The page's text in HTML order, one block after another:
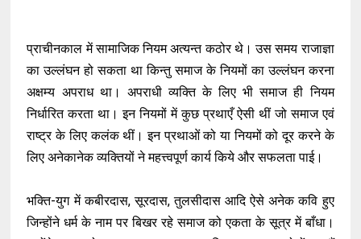
प्राचीनकाल में सामाजिक नियम अत्यन्त कठोर थे। उस समय राजाज्ञा
का उल्लंघन हो सकता था किन्तु समाज के नियमों का उल्लंघन करना
अक्षम्य अपराध था। अपराधी व्यक्ति के लिए भी समाज ही नियम
निर्धारित करता था। इन नियमों में कुछ प्रथाएँ ऐसी थीं जो समाज एवं
राष्ट्र के लिए कलंक थीं। इन प्रथाओं को या नियमों को दूर करने के
लिए अनेकानेक व्यक्तियों ने महत्त्वपूर्ण कार्य किये और सफलता पाई।
भक्ति-युग में कबीरदास, सूरदास, तुलसीदास आदि ऐसे अनेक कवि हुए
जिन्होंने धर्म के नाम पर बिखर रहे समाज को एकता के सूत्र में बाँधा।